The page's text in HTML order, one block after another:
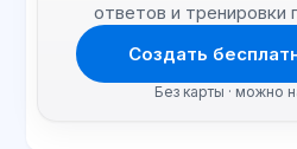
ответов и тренировки
Создать
Без карты · можно